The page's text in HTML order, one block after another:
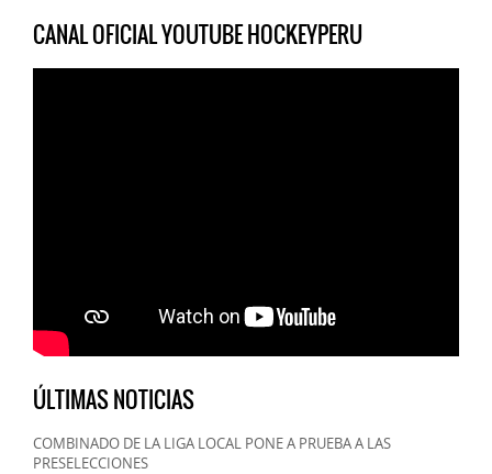
CANAL OFICIAL YOUTUBE HOCKEYPERU
ÚLTIMAS NOTICIAS
COMBINADO DE LA LIGA LOCAL PONE A PRUEBA A LAS
PRESELECCIONES